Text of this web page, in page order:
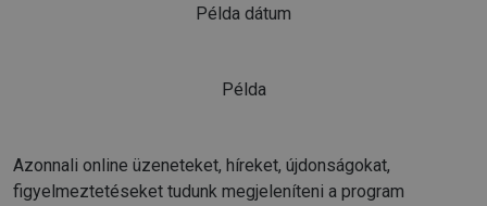
Példa dátum
Példa
Azonnali online üzeneteket, híreket, újdonságokat,
figyelmeztetéseket tudunk megjeleníteni a program